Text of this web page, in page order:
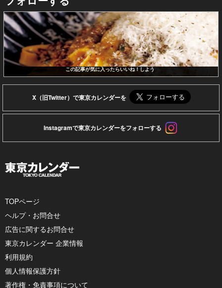
この記事が気に入ったらいいね！しよう
X（旧Twitter）で東京カレンダーを
Instagramで東京カレンダーをフォローする
TOPページ
ヘルプ・お問合せ
広告に関するお問合せ
東京カレンダー 企業情報
利用規約
個人情報保護方針
著作権・免責事項について